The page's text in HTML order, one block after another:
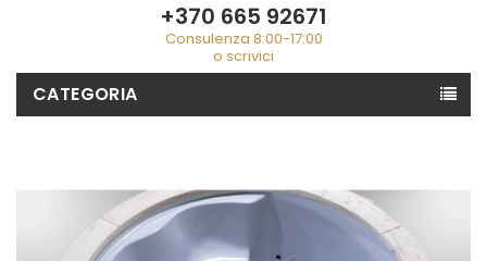
+370 665 92671
Consulenza 8:00-17:00
o scrivici
CATEGORIA